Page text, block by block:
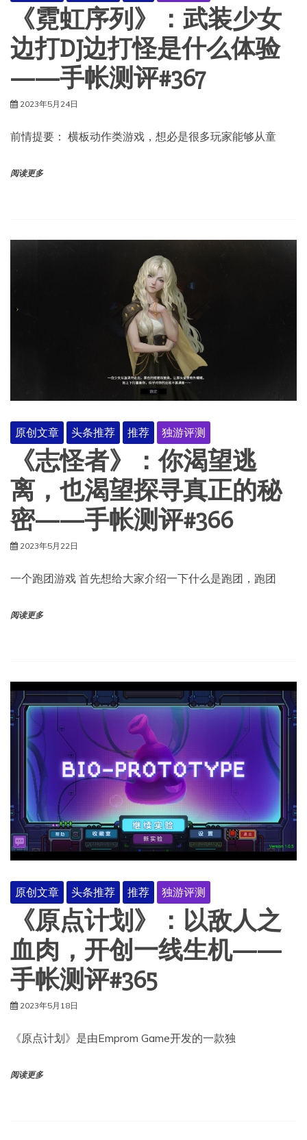
《霓虹序列》：武装少女
边打DJ边打怪是什么体验
——手帐测评#367
2023年5月24日
前情提要： 横板动作类游戏，想必是很多玩家能够从童
阅读更多
原创文章 头条推荐 推荐 独游评测
《志怪者》：你渴望逃
离，也渴望探寻真正的秘
密——手帐测评#366
2023年5月22日
一个跑团游戏 首先想给大家介绍一下什么是跑团，跑团
阅读更多
原创文章 头条推荐 推荐 独游评测
《原点计划》：以敌人之
血肉，开创一线生机——
手帐测评#365
2023年5月18日
《原点计划》是由Emprom Game开发的一款独
阅读更多